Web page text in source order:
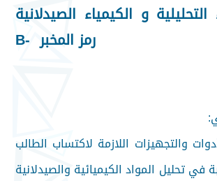
و الكيمياء الصيدلانية
رمز المخبر B-
والتجهيزات اللازمة لاكتساب الطالب
في تحليل المواد الكيميائية والصيدلانية